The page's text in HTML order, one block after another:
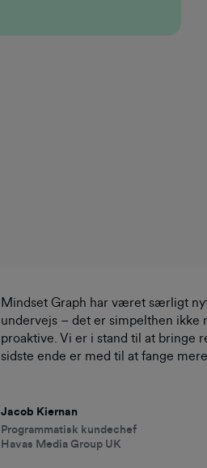
Mindset Graph har været særligt
undervejs – det er simpelthen
proaktive. Vi er i stand til at bringe
sidste ende er med til at fange
Jacob Kiernan
Programmatisk kundechef
Havas Media Group UK